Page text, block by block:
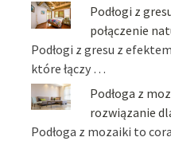
Podłogi z
połączenie
Podłogi z gresu z
które łączy …
Podłoga z
rozwiązanie
Podłoga z mozaiki to